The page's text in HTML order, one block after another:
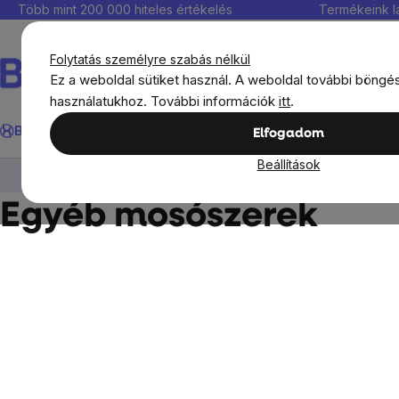
Folytatás személyre szabás nélkül
Ez a weboldal sütiket használ. A weboldal további
használatukhoz. További információk itt.
Elfogadom
Beállítások
Ugrás
tartalomhoz
Több mint 200 000 hiteles értékelés Termékeink
Keresés
BrainMax® Kedvezmények
Drogéria
Egyéb mosószerek